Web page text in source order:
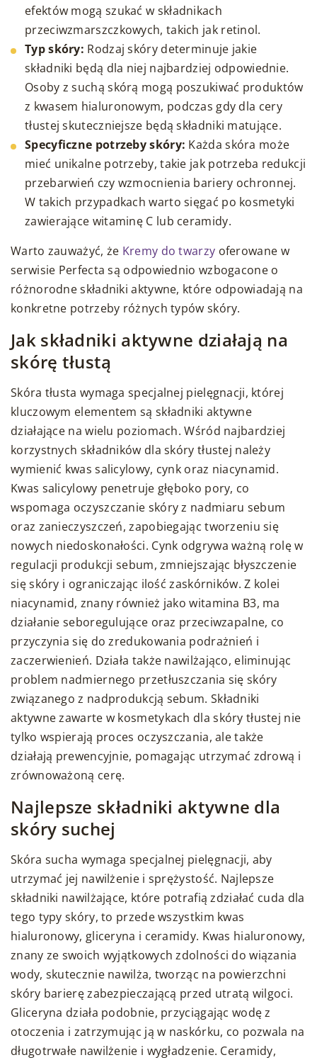
efektów mogą szukać w składnikach
przeciwzmarszczkowych, takich jak retinol.
Typ skóry: Rodzaj skóry determinuje jakie
składniki będą dla niej najbardziej odpowiednie.
Osoby z suchą skórą mogą poszukiwać produktów
z kwasem hialuronowym, podczas gdy dla cery
tłustej skuteczniejsze będą składniki matujące.
Specyficzne potrzeby skóry: Każda skóra może
mieć unikalne potrzeby, takie jak potrzeba redukcji
przebarwień czy wzmocnienia bariery ochronnej.
W takich przypadkach warto sięgać po kosmetyki
zawierające witaminę C lub ceramidy.
Warto zauważyć, że Kremy do twarzy oferowane w
serwisie Perfecta są odpowiednio wzbogacone o
różnorodne składniki aktywne, które odpowiadają na
konkretne potrzeby różnych typów skóry.
Jak składniki aktywne działają na
skórę tłustą
Skóra tłusta wymaga specjalnej pielęgnacji, której
kluczowym elementem są składniki aktywne
działające na wielu poziomach. Wśród najbardziej
korzystnych składników dla skóry tłustej należy
wymienić kwas salicylowy, cynk oraz niacynamid.
Kwas salicylowy penetruje głęboko pory, co
wspomaga oczyszczanie skóry z nadmiaru sebum
oraz zanieczyszczeń, zapobiegając tworzeniu się
nowych niedoskonałości. Cynk odgrywa ważną rolę w
regulacji produkcji sebum, zmniejszając błyszczenie
się skóry i ograniczając ilość zaskórników. Z kolei
niacynamid, znany również jako witamina B3, ma
działanie seboregulujące oraz przeciwzapalne, co
przyczynia się do zredukowania podrażnień i
zaczerwienień. Działa także nawilżająco, eliminując
problem nadmiernego przetłuszczania się skóry
związanego z nadprodukcją sebum. Składniki
aktywne zawarte w kosmetykach dla skóry tłustej nie
tylko wspierają proces oczyszczania, ale także
działają prewencyjnie, pomagając utrzymać zdrową i
zrównoważoną cerę.
Najlepsze składniki aktywne dla
skóry suchej
Skóra sucha wymaga specjalnej pielęgnacji, aby
utrzymać jej nawilżenie i sprężystość. Najlepsze
składniki nawilżające, które potrafią zdziałać cuda dla
tego typy skóry, to przede wszystkim kwas
hialuronowy, gliceryna i ceramidy. Kwas hialuronowy,
znany ze swoich wyjątkowych zdolności do wiązania
wody, skutecznie nawilża, tworząc na powierzchni
skóry barierę zabezpieczającą przed utratą wilgoci.
Gliceryna działa podobnie, przyciągając wodę z
otoczenia i zatrzymując ją w naskórku, co pozwala na
długotrwałe nawilżenie i wygładzenie. Ceramidy,